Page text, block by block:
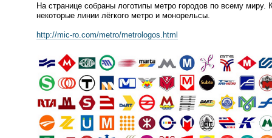
На странице собраны логотипы метро городов по всему
некоторые линии лёгкого метро и монорельсы.
http://mic-ro.com/metro/metrologos.html